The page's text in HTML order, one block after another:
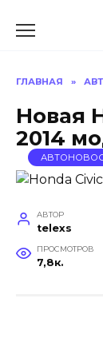
ГЛАВНАЯ »
Новая
2014
АВТОР
telexs
ПРОСМОТРОВ
7,8к.